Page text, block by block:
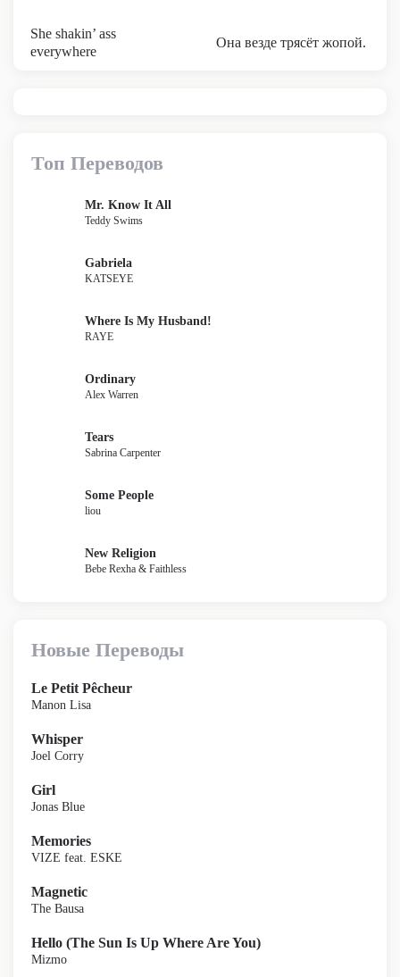
She shakin’ ass
everywhere
Она везде трясёт жопой.
Топ Переводов
Mr. Know It All
Teddy Swims
Gabriela
KATSEYE
Where Is My Husband!
RAYE
Ordinary
Alex Warren
Tears
Sabrina Carpenter
Some People
liou
New Religion
Bebe Rexha & Faithless
Новые Переводы
Le Petit Pêcheur
Manon Lisa
Whisper
Joel Corry
Girl
Jonas Blue
Memories
VIZE feat. ESKE
Magnetic
The Bausa
Hello (The Sun Is Up Where Are You)
Mizmo